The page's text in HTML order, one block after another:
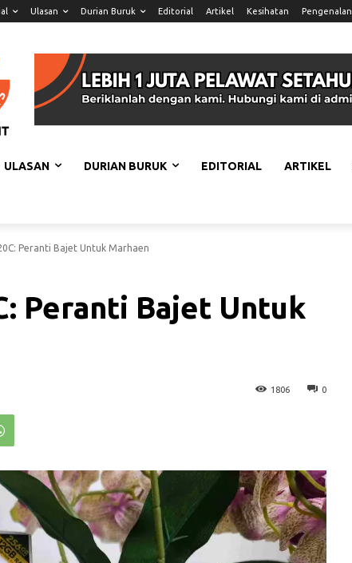
Ulasan Durian Buruk Editorial Artikel Kesihatan Pengenalan
ULASAN DURIAN BURUK EDITORIAL ARTIKEL
Peranti Bajet Untuk Marhaen
Peranti Bajet Untuk
0
1806